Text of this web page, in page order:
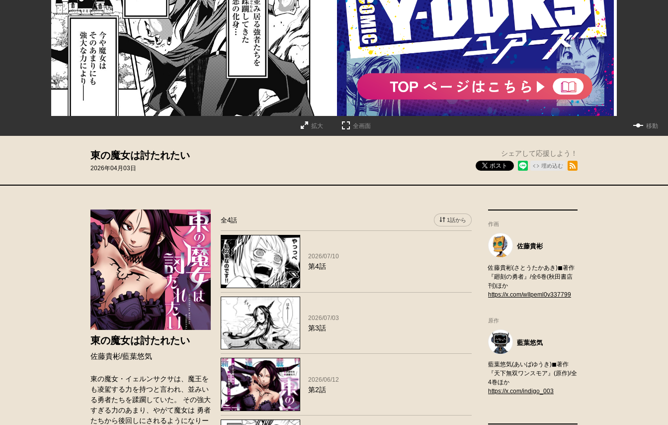
詳細ページへのリンク
拡大 全画面 移動
東の魔女は討たれたい
2026年04月03日
シェアして応援しよう！
ポスト 埋め込む
東の魔女は討たれたい
佐藤貴彬/藍葉悠気
東の魔女・イェルンサクサは、魔王を
も凌駕する力を持つと言われ、並みい
る勇者たちを蹂躙していた。 その強大
すぎる力のあまり、やがて魔女は 勇者
たちから後回しにされるようになりー
全4話 1話から
2026/07/10
第4話
2026/07/03
第3話
2026/06/12
第2話
作画
佐藤貴彬
佐藤貴彬(さとうたかあき)◼︎著作
『廻刻の勇者』/全6巻(秋田書店
刊)ほか
https://x.com/wIIpeml0v337799
原作
藍葉悠気
藍葉悠気(あいばゆうき)◼︎著作
『天下無双ワンスモア』(原作)/全
4巻ほか
https://x.com/indigo_003